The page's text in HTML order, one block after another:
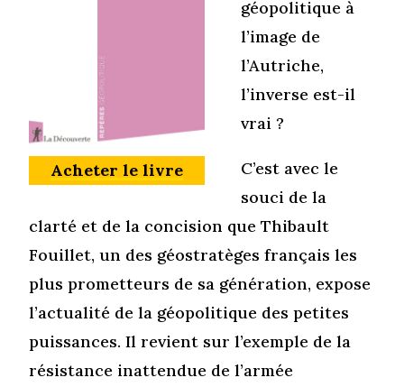
Acheter le livre
géopolitique à
l’image de
l’Autriche,
l’inverse est-il
vrai ?
C’est avec le
souci de la
clarté et de la concision que Thibault
Fouillet, un des géostratèges français les
plus prometteurs de sa génération, expose
l’actualité de la géopolitique des petites
puissances. Il revient sur l’exemple de la
résistance inattendue de l’armée